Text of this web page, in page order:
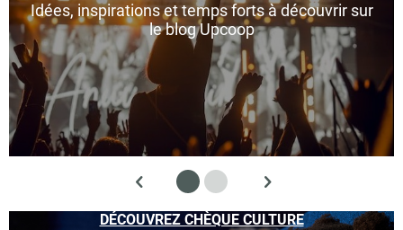
Idées, inspirations et temps forts à découvrir sur
le blog Upcoop
DÉCOUVREZ CHÈQUE CULTURE